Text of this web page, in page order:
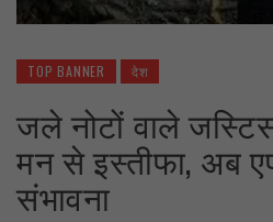
TOP BANNER देश
जले नोटों वाले
मन से इस्तीफा, अब
संभावना